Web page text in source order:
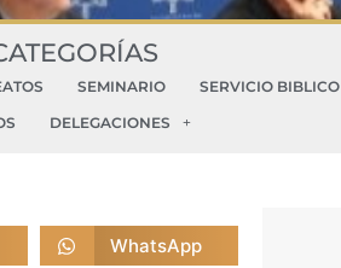
SEMINARIO SERVICIO BIBLICO
DELEGACIONES
WhatsApp